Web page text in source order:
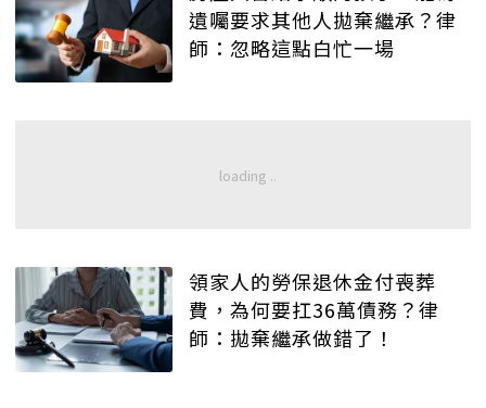
遺囑要求其他人拋棄繼承？律
師：忽略這點白忙一場
領家人的勞保退休金付喪葬
費，為何要扛36萬債務？律
師：拋棄繼承做錯了！